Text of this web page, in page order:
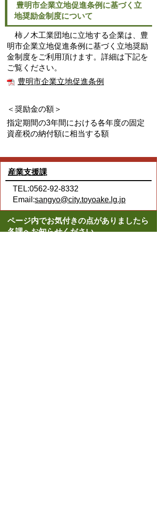
豊明市企業立地促進条例に基づく立
地奨励金制度について
柿ノ木工業団地に立地する企業は、豊
明市企業立地促進条例に基づく立地奨励
金制度をご利用頂けます。詳細は下記を
ご覧ください。
豊明市企業立地促進条例
＜奨励金の額＞
指定期間の3年間における各年度の固定
資産税の納付額に相当する額
産業支援課
TEL:0562-92-8332
Email:sangyo@city.toyoake.lg.jp
ページ内でお気付きの点がありましたら
各課へお知らせください